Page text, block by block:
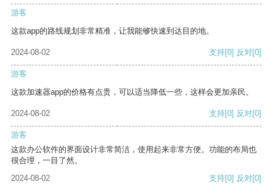
游客
这款app的路线规划非常精准，让我能够快速到达目的地。
2024-08-02 支持[0] 反对[0]
游客
这款加速器app的价格有点贵，可以适当降低一些，这样会更加亲民。
2024-08-02 支持[0] 反对[0]
游客
这款办公软件的界面设计非常简洁，使用起来非常方便。功能的布局也
很合理，一目了然。
2024-08-02
支持[0] 反对[0]